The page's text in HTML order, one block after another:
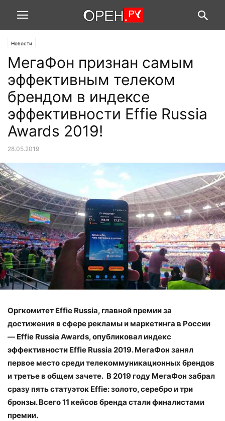
Новости
МегаФон признан самым
эффективным телеком
брендом в индексе
эффективности Effie Russia
Awards 2019!
28.05.2019
Оргкомитет Effie Russia, главной премии за
достижения в сфере рекламы и маркетинга в России
— Effie Russia Awards, опубликовал индекс
эффективности Effie Russia 2019. МегаФон занял
первое место среди телекоммуникационных брендов
и третье в общем зачете. В 2019 году МегаФон забрал
сразу пять статуэток Effie: золото, серебро и три
бронзы. Всего 11 кейсов бренда стали финалистами
премии.